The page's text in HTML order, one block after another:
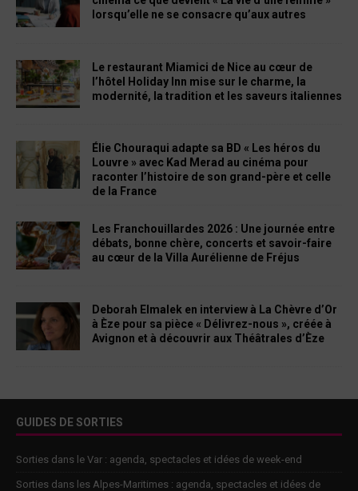
lorsqu’elle ne se consacre qu’aux autres
Le restaurant Miamici de Nice au cœur de
l’hôtel Holiday Inn mise sur le charme, la
modernité, la tradition et les saveurs italiennes
Élie Chouraqui adapte sa BD « Les héros du
Louvre » avec Kad Merad au cinéma pour
raconter l’histoire de son grand-père et celle
de la France
Les Franchouillardes 2026 : Une journée entre
débats, bonne chère, concerts et savoir-faire
au cœur de la Villa Aurélienne de Fréjus
Deborah Elmalek en interview à La Chèvre d’Or
à Èze pour sa pièce « Délivrez-nous », créée à
Avignon et à découvrir aux Théâtrales d’Èze
GUIDES DE SORTIES
Sorties dans le Var : agenda, spectacles et idées de week-end
Sorties dans les Alpes-Maritimes : agenda, spectacles et idées de